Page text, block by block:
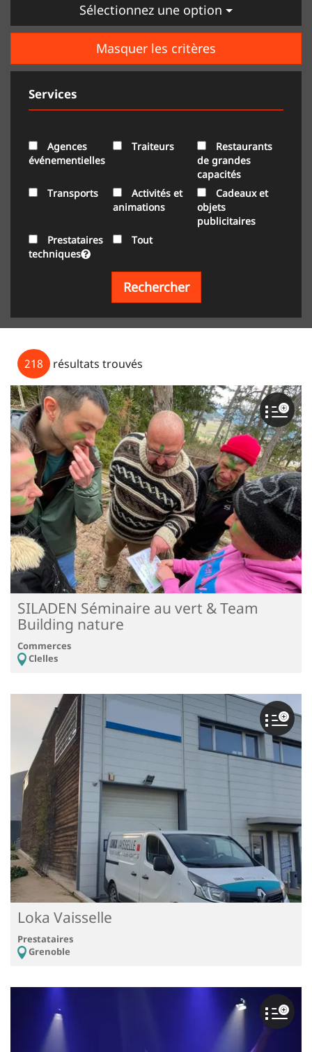
Sélectionnez une option
Masquer les critères
Services
événementielles
Traiteurs
de grandes
capacités
Transports
animations
objets
publicitaires
techniques
Tout
Rechercher
218 résultats trouvés
SILADEN Séminaire au vert & Team
Building nature
Commerces
Clelles
Loka Vaisselle
Prestataires
Grenoble